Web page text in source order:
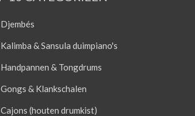
& Sansula duimpiano's
& Tongdrums
& Klankschalen
(houten drumkist)